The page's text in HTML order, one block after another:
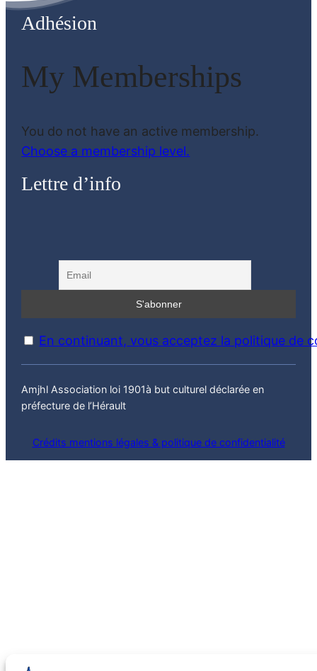
Adhésion
My Memberships
You do not have an active membership.
Choose a membership level.
Lettre d’info
En continuant, vous acceptez la politique de
Amjhl Association loi 1901à but culturel déclarée en
préfecture de l’Hérault
Crédits mentions légales & politique de confidentialité